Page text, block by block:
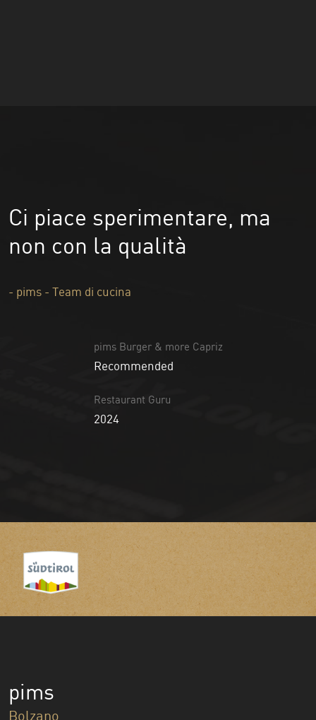
Ci piace sperimentare, ma
non con la qualità
- pims - Team di cucina
pims Burger & more Capriz
Recommended
Restaurant Guru
2024
pims
Bolzano